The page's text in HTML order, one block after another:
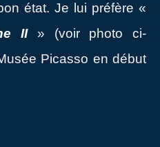
état. Je lui préfère «
II» (voir photo ci-
Picasso en début